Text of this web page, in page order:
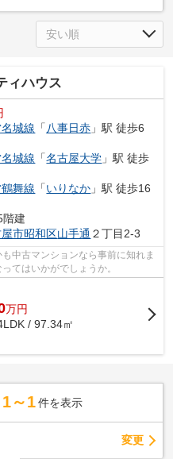
ィハウス
城線 「 八事日赤 」駅 徒歩6
城線 「名古屋大学 」駅 徒歩
舞線 「いりなか 」駅 徒歩16
階建
市昭和区山手通 ２丁目2-3
中古マンションなら事前に知れま
てはいかがでしょうか。
万円
/ 97.34㎡
1～1 件を表示
変更